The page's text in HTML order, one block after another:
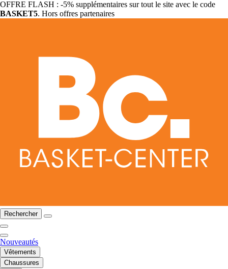
OFFRE FLASH : -5% supplémentaires sur tout le site avec le code
BASKET5. Hors offres partenaires
Rechercher
Nouveautés
Vêtements
Chaussures